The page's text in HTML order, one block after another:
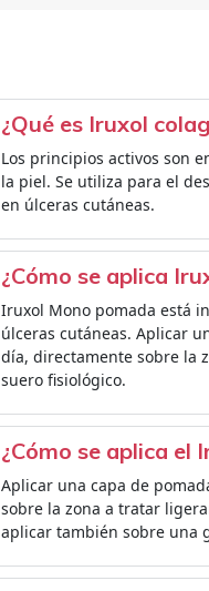
¿Qué es Iruxol
Los principios activos son
la piel. Se utiliza para el
en úlceras cutáneas.
¿Cómo se aplica
Iruxol Mono pomada está
úlceras cutáneas. Aplicar
día, directamente sobre la
suero fisiológico.
¿Cómo se aplica el
Aplicar una capa de
sobre la zona a tratar
aplicar también sobre una